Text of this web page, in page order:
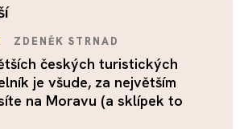
ZDENĚK STRNAD
českých turistických
je všude, za největším
na Moravu (a sklípek to